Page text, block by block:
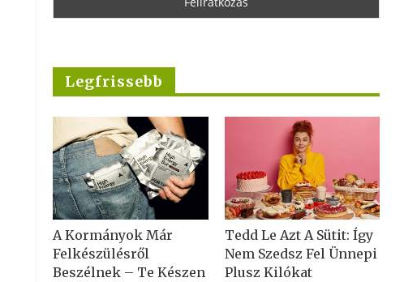
Legfrissebb
A Kormányok Már
Felkészülésről
Beszélnek – Te Készen
Tedd Le Azt A Sütit: Így
Nem Szedsz Fel Ünnepi
Plusz Kilókat